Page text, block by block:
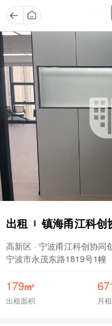
出租 镇海甬江科创
高新区 · 宁波甬江科创协同
宁波市永茂东路1819号1幢
179m²
出租面积 月